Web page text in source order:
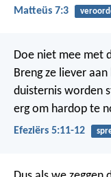
Matteüs 7:3
Doe niet mee met
Breng ze liever
duisternis worden
erg om hardop te
Efeziërs 5:11-12